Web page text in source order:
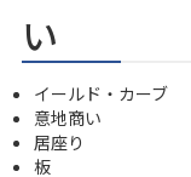
い
イールド・カーブ
意地商い
居座り
板